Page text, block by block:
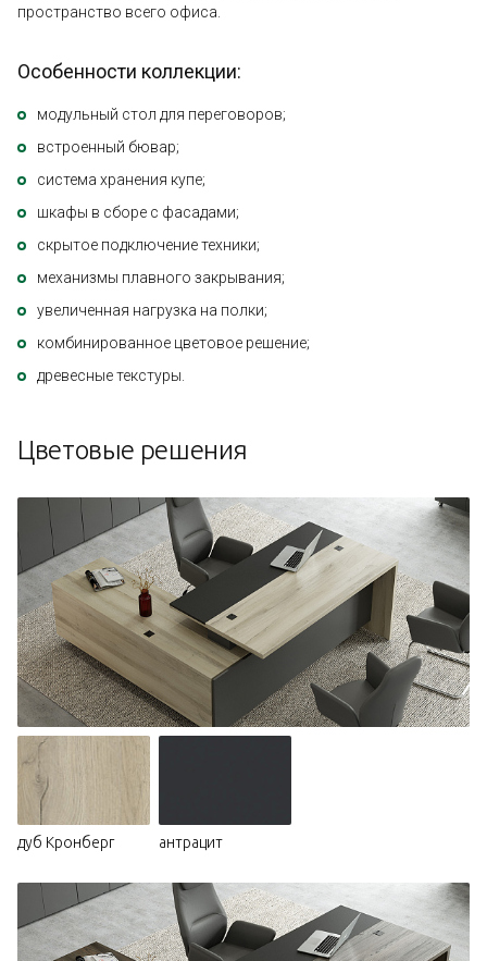
пространство всего офиса.
Особенности коллекции:
модульный стол для переговоров;
встроенный бювар;
система хранения купе;
шкафы в сборе с фасадами;
скрытое подключение техники;
механизмы плавного закрывания;
увеличенная нагрузка на полки;
комбинированное цветовое решение;
древесные текстуры.
Цветовые решения
дуб Кронберг антрацит